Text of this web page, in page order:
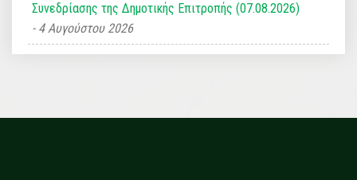
Συνεδρίασης της Δημοτικής Επιτροπής (07.08.2026)
4 Αυγούστου 2026